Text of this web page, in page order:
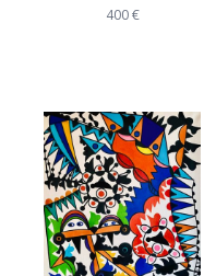
400€